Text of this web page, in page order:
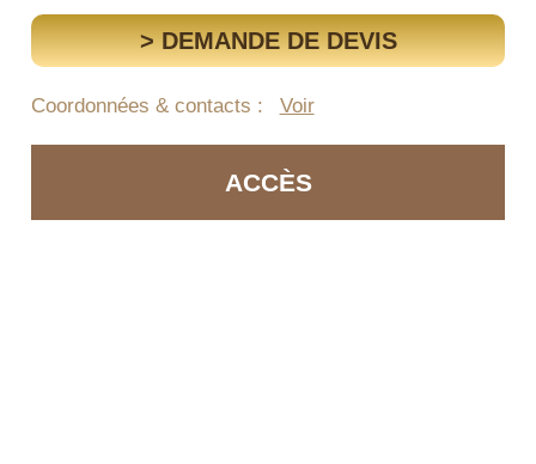
> DEMANDE DE DEVIS
Coordonnées & contacts : Voir
ACCÈS